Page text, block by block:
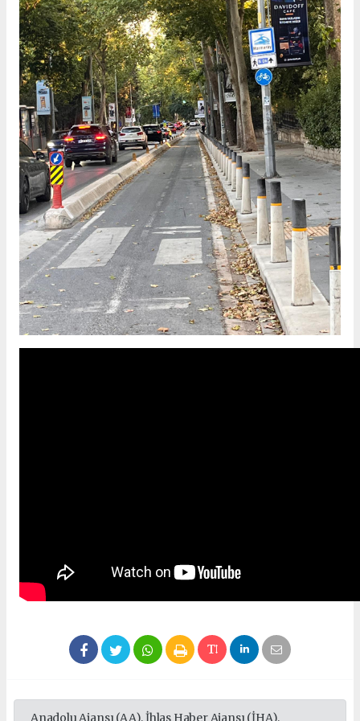
Anadolu Ajansı (AA), İhlas Haber Ajansı (İHA),